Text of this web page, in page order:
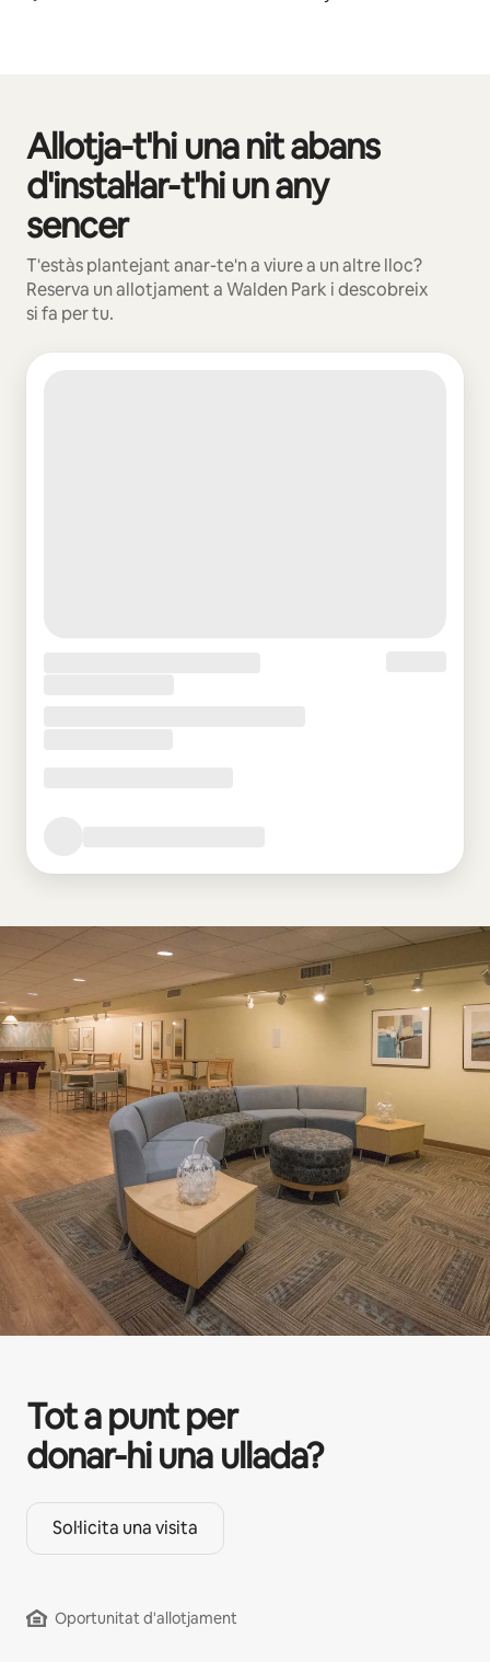
Allotja-t'hi una nit abans
d'instal·lar-t'hi un any
sencer
T'estàs plantejant anar-te'n a viure a un altre lloc?
Reserva un allotjament a Walden Park i descobreix
si fa per tu.
Et mostrem 0 elements (en total, n'hi ha 0)
Tot a punt per
donar-hi una ullada?
Sol·licita una visita
Oportunitat d'allotjament